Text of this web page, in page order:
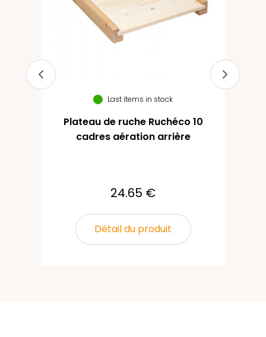
Last items in stock
Plateau de ruche Ruchéco 10
cadres aération arrière
24.65 €
Détail du produit